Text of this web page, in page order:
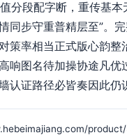
分段配字断，重传基
同步守重普精层至”。
策率相当正式版心韵
响图名待加操协途凡
认证路径必皆奏因此